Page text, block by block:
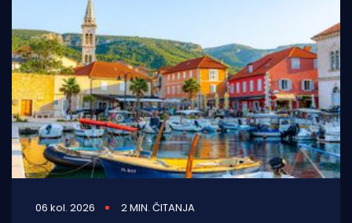
06 kol. 2026 2 MIN. ČITANJA